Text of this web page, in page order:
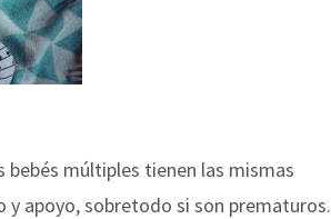
múltiples tienen las mismas
y apoyo, sobretodo si son prematuros.